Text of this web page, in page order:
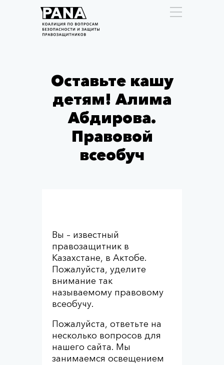
Оставьте кашу
детям! Алима
Абдирова.
Правовой
всеобуч
Вы – известный
правозащитник в
Казахстане, в Актобе.
Пожалуйста, уделите
внимание так
называемому правовому
всеобучу.
Пожалуйста, ответьте на
несколько вопросов для
нашего сайта. Мы
занимаемся освещением